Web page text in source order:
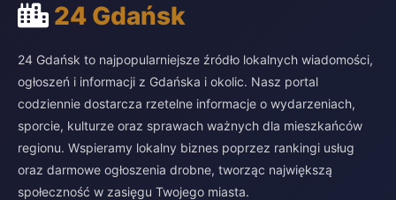
24 Gdańsk
24 Gdańsk to najpopularniejsze źródło lokalnych wiadomości,
ogłoszeń i informacji z Gdańska i okolic. Nasz portal
codziennie dostarcza rzetelne informacje o wydarzeniach,
sporcie, kulturze oraz sprawach ważnych dla mieszkańców
regionu. Wspieramy lokalny biznes poprzez rankingi usług
oraz darmowe ogłoszenia drobne, tworząc największą
społeczność w zasięgu Twojego miasta.